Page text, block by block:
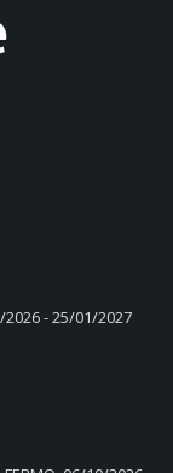
2026 - 25/01/2027